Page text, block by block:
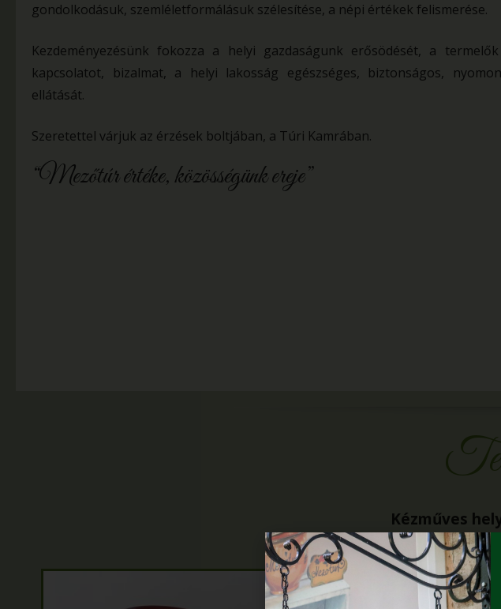
gondolkodásuk, szemléletformálásuk szélesítése, a népi értékek felismerése.
Kezdeményezésünk fokozza a helyi gazdaságunk erősödését, a
kapcsolatot, bizalmat, a helyi lakosság egészséges, biztonságos,
ellátását.
Szeretettel várjuk az érzések boltjában, a Túri Kamrában.
“Mezőtúr értéke, közösségünk ereje”
Kézműves